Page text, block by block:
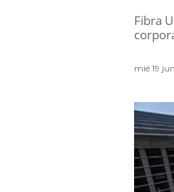
Fibra
mié 19